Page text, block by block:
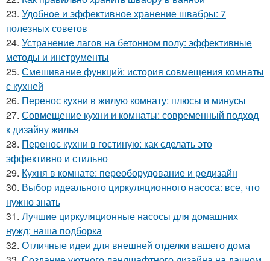
23. Удобное и эффективное хранение швабры: 7
полезных советов
24. Устранение лагов на бетонном полу: эффективные
методы и инструменты
25. Смешивание функций: история совмещения комнаты
с кухней
26. Перенос кухни в жилую комнату: плюсы и минусы
27. Совмещение кухни и комнаты: современный подход
к дизайну жилья
28. Перенос кухни в гостиную: как сделать это
эффективно и стильно
29. Кухня в комнате: переоборудование и редизайн
30. Выбор идеального циркуляционного насоса: все, что
нужно знать
31. Лучшие циркуляционные насосы для домашних
нужд: наша подборка
32. Отличные идеи для внешней отделки вашего дома